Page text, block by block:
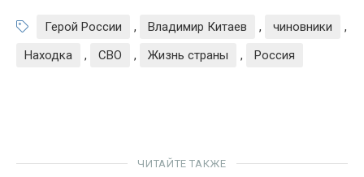
Герой России , Владимир Китаев , чиновники
,
Находка
, СВО , Жизнь страны , Россия
ЧИТАЙТЕ ТАКЖЕ